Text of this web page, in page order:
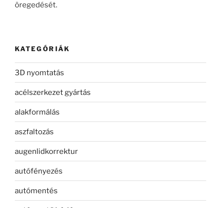
öregedését.
KATEGÓRIÁK
3D nyomtatás
acélszerkezet gyártás
alakformálás
aszfaltozás
augenlidkorrektur
autófényezés
autómentés